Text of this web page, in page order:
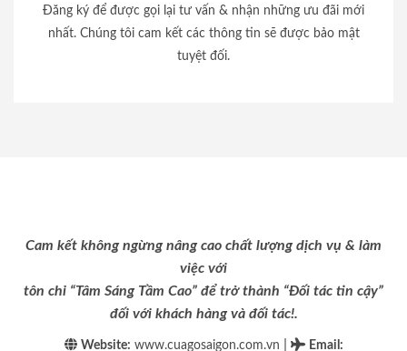
Đăng ký để được gọi lại tư vấn & nhận những ưu đãi mới
nhất. Chúng tôi cam kết các thông tin sẽ được bảo mật
tuyệt đối.
Cam kết không ngừng nâng cao chất lượng dịch vụ & làm
việc với
tôn chỉ “Tâm Sáng Tầm Cao” để trở thành “Đối tác tin cậy”
đối với khách hàng và đối tác!.
Website: www.cuagosaigon.com.vn Email :